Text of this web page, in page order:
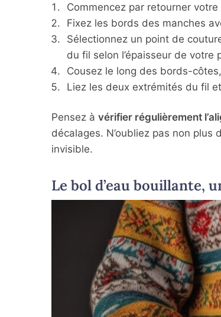
Commencez par retourner votre
Fixez les bords des manches
Sélectionnez un point de
du fil selon l’épaisseur de votre
Cousez le long des bords-
Liez les deux extrémités du fil
Pensez à vérifier régulièrement
décalages. N’oubliez pas non
invisible.
Le bol d’eau bouillante,